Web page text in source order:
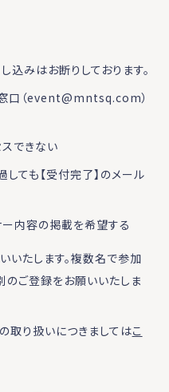
みはお断りしております。
口（event@mntsq.com）
できない
ても【受付完了】のメール
内容の掲載を希望する
いたします。複数名で参加
のご登録をお願いいたしま
取り扱いにつきましてはこ